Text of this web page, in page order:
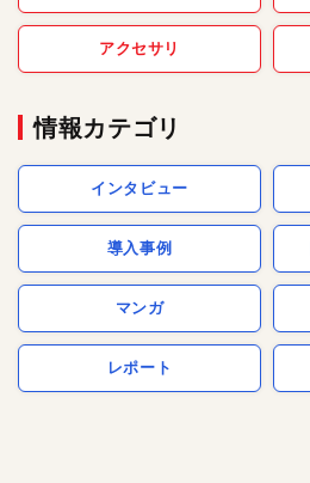
アクセサリ
情報カテゴリ
インタビュー
導入事例
マンガ
レポート